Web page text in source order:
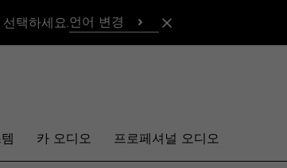
택하세요. 언어 변경
카 오디오 프로페셔널 오디오